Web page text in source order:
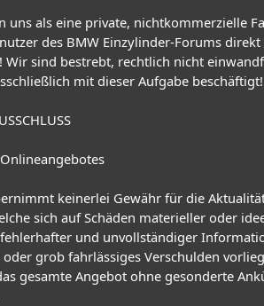
uns als eine private, nichtkommerzielle
des BMW Einzylinder-Forums
Wir sind bestrebt, rechtlich nicht
mit dieser Aufgabe
keinerlei Gewähr für die
sich auf Schäden materieller oder
und unvollständiger
oder grob fahrlässiges Verschulden
gesamte Angebot ohne gesonderte